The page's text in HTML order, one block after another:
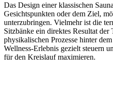
Das Design einer klassischen
Gesichtspunkten oder dem Ziel,
unterzubringen. Vielmehr ist die
Sitzbänke ein direktes Resultat
physikalischen Prozesse hinter
Wellness-Erlebnis gezielt steuern
für den Kreislauf maximieren.